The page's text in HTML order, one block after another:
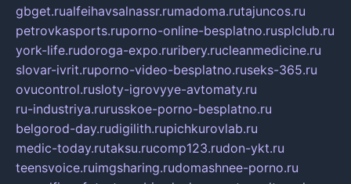
gbget.rualfeihavsalnassr.rumadoma.rutajuncos.ru
petrovkasports.ruporno-online-besplatno.rusplclub.ru
york-life.rudoroga-expo.ruribery.rucleanmedicine.ru
slovar-ivrit.ruporno-video-besplatno.ruseks-365.ru
ovucontrol.rusloty-igrovyye-avtomaty.ru
ru-industriya.rurusskoe-porno-besplatno.ru
belgorod-day.rudigilith.rupichkurovlab.ru
medic-today.rutaksu.rucomp123.rudon-ykt.ru
teensvoice.ruimgsharing.rudomashnee-porno.ru